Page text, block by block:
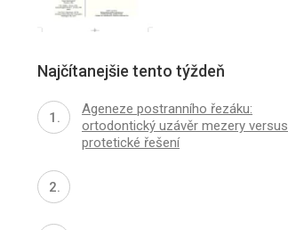
Najčítanejšie tento týždeň
Ageneze postranního řezáku:
ortodontický uzávěr mezery versus
protetické řešení